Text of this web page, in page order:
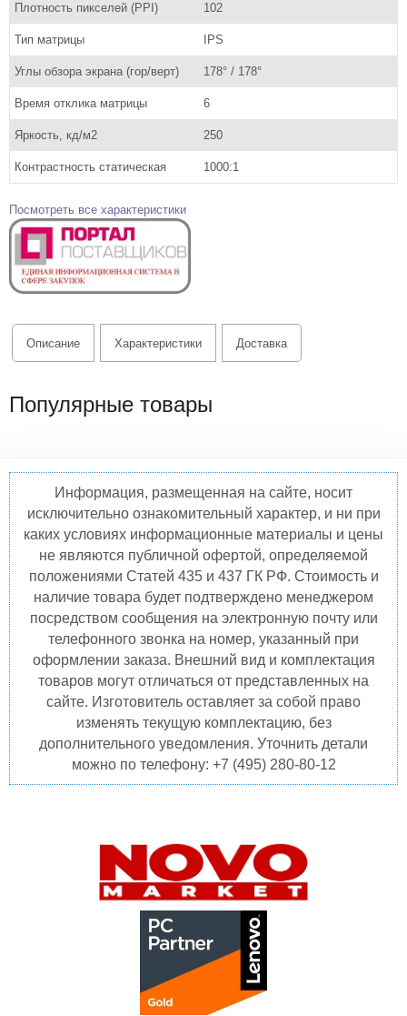
Плотность пикселей (PPI) 102
Тип матрицы IPS
Углы обзора экрана (гор/верт) 178° / 178°
Время отклика матрицы 6
Яркость, кд/м2 250
Контрастность статическая 1000:1
Посмотреть все характеристики
Описание Характеристики Доставка
Популярные товары
Информация, размещенная на сайте, носит
исключительно ознакомительный характер, и ни при
каких условиях информационные материалы и цены
не являются публичной офертой, определяемой
положениями Статей 435 и 437 ГК РФ. Стоимость и
наличие товара будет подтверждено менеджером
посредством сообщения на электронную почту или
телефонного звонка на номер, указанный при
оформлении заказа. Внешний вид и комплектация
товаров могут отличаться от представленных на
сайте. Изготовитель оставляет за собой право
изменять текущую комплектацию, без
дополнительного уведомления. Уточнить детали
можно по телефону: +7 (495) 280-80-12